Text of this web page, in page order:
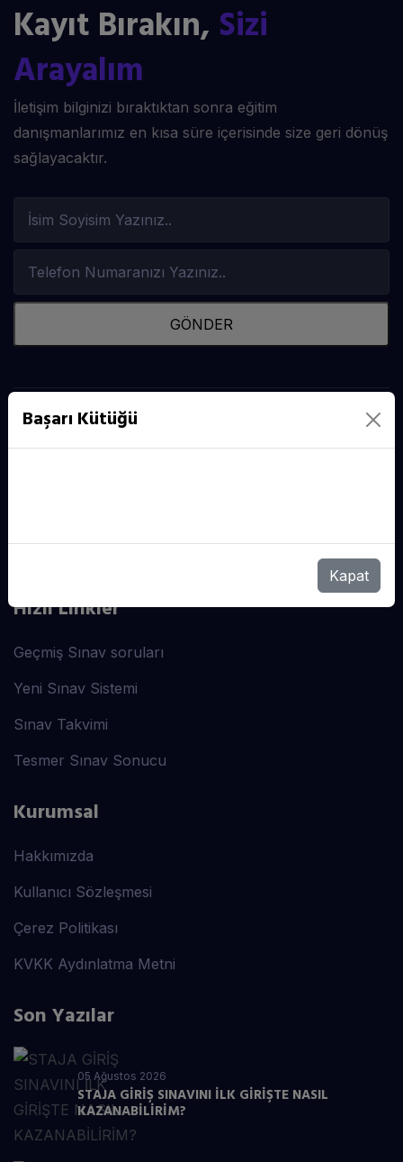
Kayıt Bırakın, Sizi
Arayalım
İletişim bilginizi bıraktıktan sonra eğitim
danışmanlarımız en kısa süre içerisinde size geri dönüş
sağlayacaktır.
GÖNDER
Hızlı Linkler
Geçmiş Sınav soruları
Yeni Sınav Sistemi
Sınav Takvimi
Tesmer Sınav Sonucu
Kurumsal
Hakkımızda
Kullanıcı Sözleşmesi
Çerez Politikası
KVKK Aydınlatma Metni
Son Yazılar
05 Ağustos 2026
STAJA GİRİŞ SINAVINI İLK GİRİŞTE NASIL
KAZANABİLİRİM?
Başarı Kütüğü
Kapat